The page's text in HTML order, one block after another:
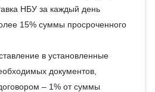
НБУ за каждый день
15% суммы просроченного
в установленные
документов,
– 1% от суммы